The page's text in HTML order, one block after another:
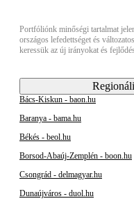
Portfóliónk minőségi tartalmat
országos lefedettséget és
keressük az új irányokat és
Bács-Kiskun - baon.hu
Baranya - bama.hu
Békés - beol.hu
Borsod-Abaúj-Zemplén - boon.hu
Csongrád - delmagyar.hu
Dunaújváros - duol.hu